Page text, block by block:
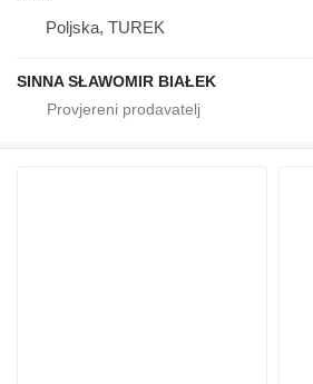
Poljska, TUREK
SINNA SŁAWOMIR BIAŁEK